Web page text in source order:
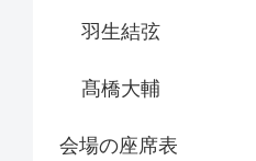
羽生結弦
髙橋大輔
会場の座席表